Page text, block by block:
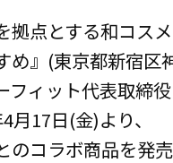
拠点とする和コス
め』(東京都新宿
フィット代表取締
月17日(金)より、
のコラボ商品を発